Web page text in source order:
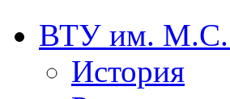
ВТУ им. М.С.
История